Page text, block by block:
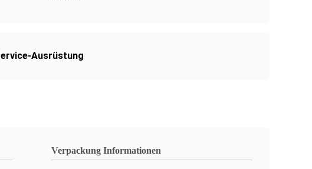
Ausrüstung
Verpackung Informationen